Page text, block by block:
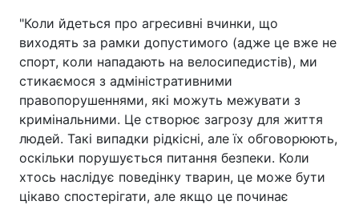
"Коли йдеться про агресивні вчинки, що
виходять за рамки допустимого (адже це вже не
спорт, коли нападають на велосипедистів), ми
стикаємося з адміністративними
правопорушеннями, які можуть межувати з
кримінальними. Це створює загрозу для життя
людей. Такі випадки рідкісні, але їх обговорюють,
оскільки порушується питання безпеки. Коли
хтось наслідує поведінку тварин, це може бути
цікаво спостерігати, але якщо це починає